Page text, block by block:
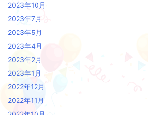
2023年10月
2023年7月
2023年5月
2023年4月
2023年2月
2023年1月
2022年12月
2022年11月